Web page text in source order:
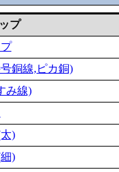
プ
銅線,ピカ銅)
み線)
)
)